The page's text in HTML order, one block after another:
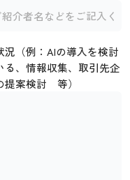
況（例：AIの導入を検討
る、情報収集、取引先企
提案検討 等）